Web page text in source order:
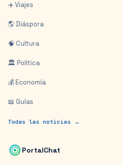
✈️ Viajes
🌎 Diáspora
🧠 Cultura
🏛️ Política
💰 Economía
📖 Guías
Todas las noticias →
PortalChat